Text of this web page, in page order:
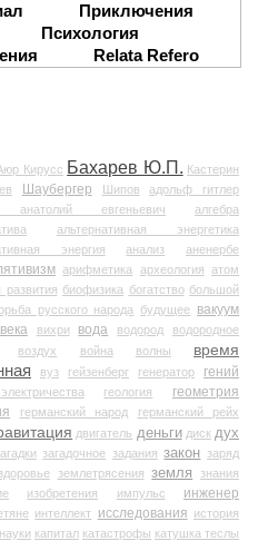
Приключения
Психология
Relata Refero
Кирусс Бахарев Ю.П. Кастерин
Шаубергер Шипов
адольф гитлер
анатолий евгеньевич
алгебра
альтернативная энергетика
энергия
анализ аненербе
арифметика археология атом
развития биофизика богатство большой
русского народа будущее вакуум
века вихри вода водород
водородное
воздух война волны
время
вуз гейзенберг генератор гений
геология
геометрия
германский народ
германский рейх
двигатель деньги диск дух
загадочное задания закон заряд
здоровье землетрясения земля
знания
изобретения импульс инженер
интеллект исследования история
капитал катастрофы катушка теслы